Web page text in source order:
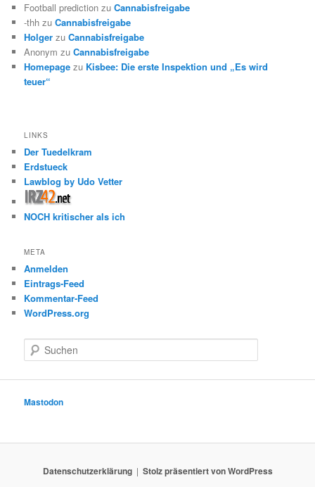
Football prediction zuCannabisfreigabe
-thh zuCannabisfreigabe
Holger zuCannabisfreigabe
Anonym zuCannabisfreigabe
Homepage zu Kisbee: Die erste Inspektion und „Es wird
teuer“
LINKS
Der Tuedelkram
Erdstueck
Lawblog by Udo Vetter
NOCH kritischer als ich
META
Anmelden
Eintrags-Feed
Kommentar-Feed
WordPress.org
u
e
Mastodon
Datenschutzerklärung Stolz präsentiert von WordPress